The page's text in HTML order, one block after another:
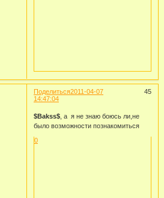
Поделиться 45
2011-04-07
14:47:04
$Bakss$, а я не знаю боюсь ли,не
было возможности познакомиться
0